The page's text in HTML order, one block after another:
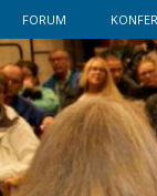
FORUM